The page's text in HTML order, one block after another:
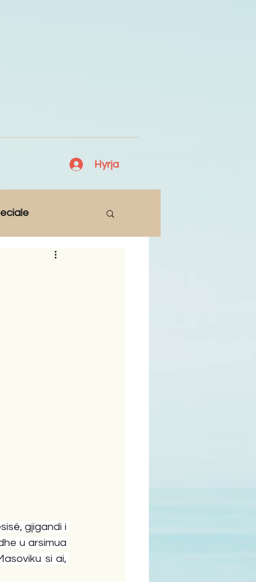
Hyrja
gjigandi i
u arsimua
si ai,